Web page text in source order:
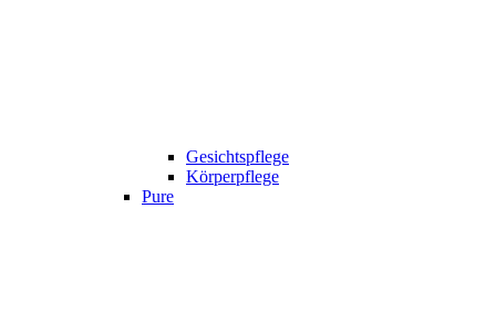
Gesichtspflege
Körperpflege
Pure